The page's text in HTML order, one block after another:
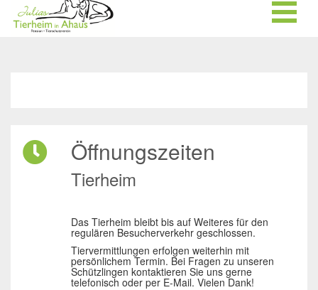
Öffnungszeiten
Tierheim
Das Tierheim bleibt bis auf Weiteres für den
regulären Besucherverkehr geschlossen.
Tiervermittlungen erfolgen weiterhin mit
persönlichem Termin. Bei Fragen zu unseren
Schützlingen kontaktieren Sie uns gerne
telefonisch oder per E-Mail. Vielen Dank!